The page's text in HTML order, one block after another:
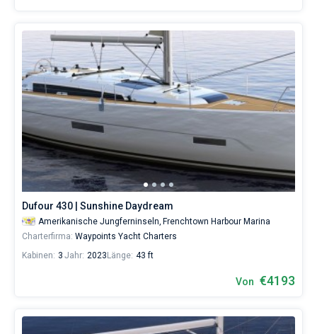
Dufour 430 | Sunshine Daydream
Amerikanische Jungferninseln, Frenchtown Harbour Marina
Charterfirma: Waypoints Yacht Charters
Kabinen: 3 Jahr: 2023 Länge: 43 ft
Von €4193